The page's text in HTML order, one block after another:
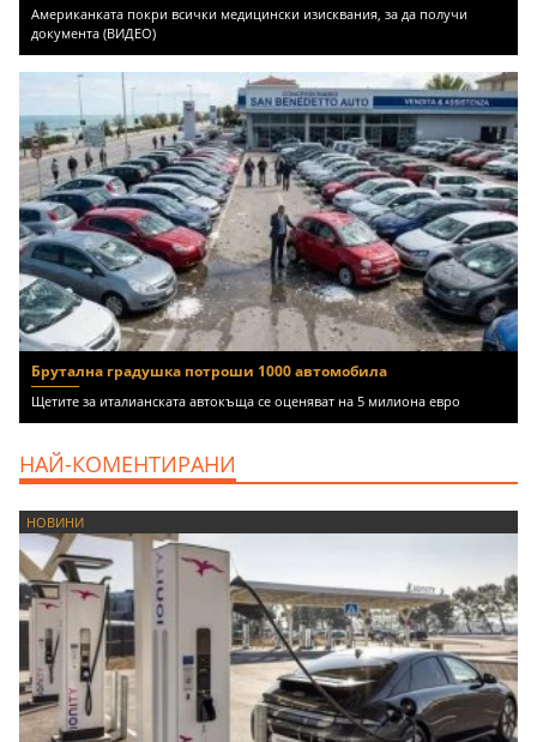
Американката покри всички медицински изисквания, за да получи
документа (ВИДЕО)
Брутална градушка потроши 1000 автомобила
Щетите за италианската автокъща се оценяват на 5 милиона евро
НАЙ-КОМЕНТИРАНИ
НОВИНИ